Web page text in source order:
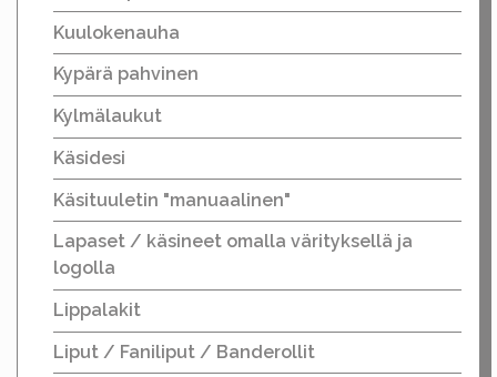
Kuulokenauha
Kypärä pahvinen
Kylmälaukut
Käsidesi
Käsituuletin "manuaalinen"
Lapaset / käsineet omalla värityksellä ja
logolla
Lippalakit
Liput / Faniliput / Banderollit